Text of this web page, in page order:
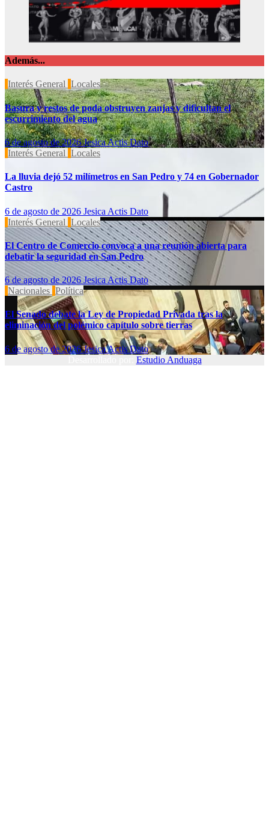
Además...
Interés General Locales
Basura y restos de poda obstruyen zanjas y dificultan el
escurrimiento del agua
6 de agosto de 2026Jesica Actis Dato
Interés General Locales
La lluvia dejó 52 milímetros en San Pedro y 74 en Gobernador
Castro
6 de agosto de 2026 Jesica Actis Dato
Interés General Locales
El Centro de Comercio convoca a una reunión abierta para
debatir la seguridad en San Pedro
6 de agosto de 2026Jesica Actis Dato
Nacionales Política
El Senado debate la Ley de Propiedad Privada tras la
eliminación del polémico capítulo sobre tierras
6 de agosto de 2026Jesica Actis Dato
Estudio Anduaga